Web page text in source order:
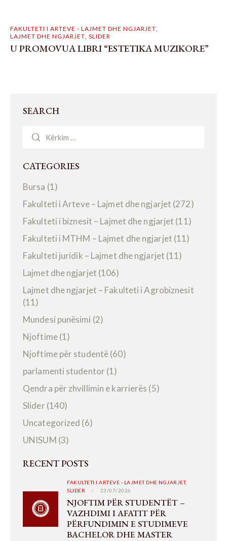
FAKULTETI I ARTEVE - LAJMET DHE NGJARJET,
LAJMET DHE NGJARJET, SLIDER
U PROMOVUA LIBRI “ESTETIKA MUZIKORE”
SEARCH
CATEGORIES
Bursa (1)
Fakulteti i Arteve – Lajmet dhe ngjarjet (272)
Fakulteti i biznesit – Lajmet dhe ngjarjet (11)
Fakulteti i MTHM – Lajmet dhe ngjarjet (11)
Fakulteti juridik – Lajmet dhe ngjarjet (11)
Lajmet dhe ngjarjet (106)
Lajmet dhe ngjarjet – Fakulteti i Agrobiznesit
(11)
Mundesi punësimi (2)
Njoftime(1)
Njoftime për studentë(60)
parlamenti studentor (1)
Qendra për zhvillimin e karrierës (5)
Slider (140)
Uncategorized (6)
UNISUM (3)
RECENT POSTS
FAKULTETI I ARTEVE - LAJMET DHE NGJARJET,
SLIDER
23/07/2026
NJOFTIM PËR STUDENTËT –
VAZHDIMI I AFATIT PËR
PËRFUNDIMIN E STUDIMEVE
BACHELOR DHE MASTER